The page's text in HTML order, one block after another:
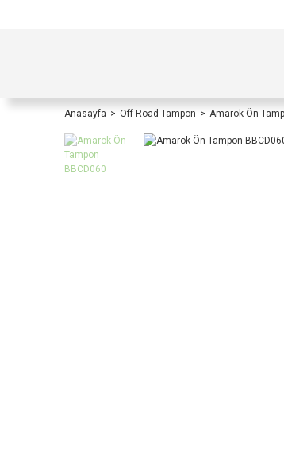
Anasayfa Off Road Tampon Amarok Ön